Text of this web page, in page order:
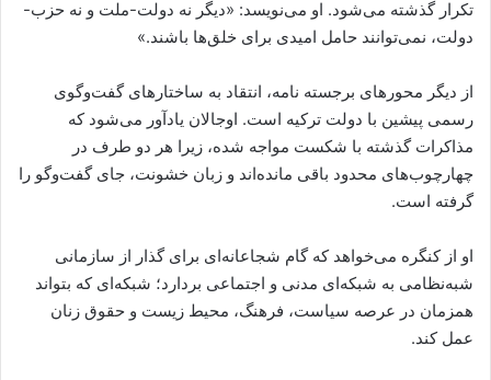
تکرار گذشته می‌شود. او می‌نویسد: «دیگر نه دولت-ملت و نه حزب-
دولت، نمی‌توانند حامل امیدی برای خلق‌ها باشند.»
از دیگر محورهای برجسته نامه، انتقاد به ساختارهای گفت‌وگوی
رسمی پیشین با دولت ترکیه است. اوجالان یادآور می‌شود که
مذاکرات گذشته با شکست مواجه شده، زیرا هر دو طرف در
چهارچوب‌های محدود باقی مانده‌اند و زبان خشونت، جای گفت‌وگو را
گرفته است.
او از کنگره می‌خواهد که گام شجاعانه‌ای برای گذار از سازمانی
شبه‌نظامی به شبکه‌ای مدنی و اجتماعی بردارد؛ شبکه‌ای که بتواند
همزمان در عرصه سیاست، فرهنگ، محیط زیست و حقوق زنان
عمل کند.